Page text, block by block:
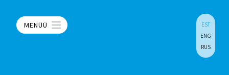
MENÜÜ
EST
ENG
RUS